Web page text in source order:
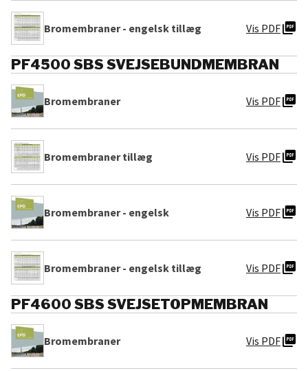
Bromembraner - engelsk tillæg Vis PDFpicture_as_pdf
PF4500 SBS SVEJSEBUNDMEMBRAN
Bromembraner Vis PDFpicture_as_pdf
Bromembraner tillæg Vis PDFpicture_as_pdf
Bromembraner - engelsk Vis PDFpicture_as_pdf
Bromembraner - engelsk tillæg Vis PDFpicture_as_pdf
PF4600 SBS SVEJSETOPMEMBRAN
Bromembraner Vis PDFpicture_as_pdf